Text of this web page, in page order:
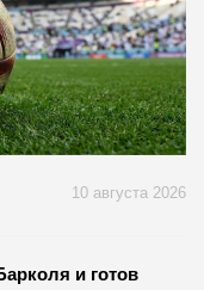
10 августа 2026
и готов